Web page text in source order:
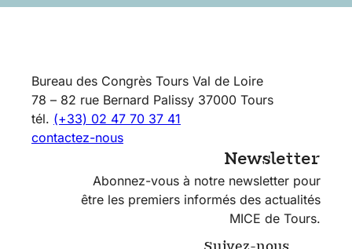
Bureau des Congrès Tours Val de Loire
78 – 82 rue Bernard Palissy 37000 Tours
tél. (+33) 02 47 70 37 41
contactez-nous
Newsletter
Abonnez-vous à notre newsletter pour
être les premiers informés des actualités
MICE de Tours.